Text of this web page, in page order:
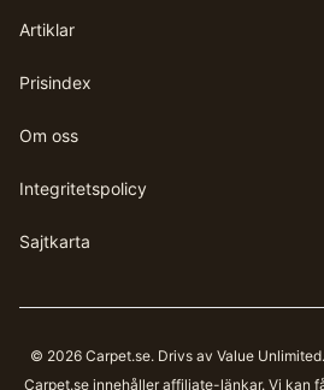
Artiklar
Prisindex
Om oss
Integritetspolicy
Sajtkarta
© 2026 Carpet.se. Drivs av Value
Carpet.seinnehåller affiliate-länkar. Vi kan